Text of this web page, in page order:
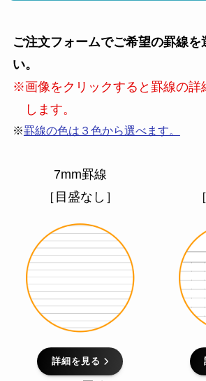
ご注文フォームでご希望の罫線を
い。
※画像をクリックすると罫線の詳
します。
※罫線の色は３色から選べます。
7mm罫線
［目盛なし］
詳細を見る